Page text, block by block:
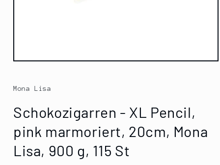
Medien
Modal
öffnen
Mona Lisa
Schokozigarren - XL Pencil,
pink marmoriert, 20cm, Mona
Lisa, 900 g, 115 St